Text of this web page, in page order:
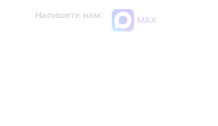
Напишите нам:
MAX